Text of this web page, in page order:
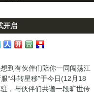
开启
到有伙伴们陪你一同闯荡江
“斗转星移”于今日(12月18
，与伙伴们共谱一段旷世传